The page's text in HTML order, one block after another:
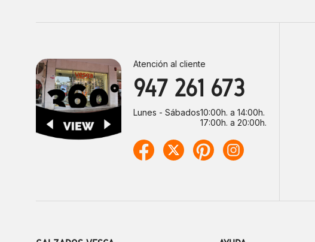
Atención al cliente
947 261 673
Lunes - Sábados10:00h. a 14:00h.
17:00h. a 20:00h.